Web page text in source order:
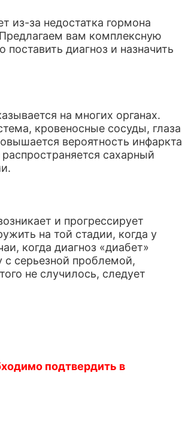
из-за недостатка гормона
вам комплексную
диагноз и назначить
на многих органах.
кровеносные сосуды, глаза
вероятность инфаркта
сахарный
и прогрессирует
на той стадии, когда у
когда диагноз «диабет»
с серьезной проблемой,
не случилось, следует
подтвердить в